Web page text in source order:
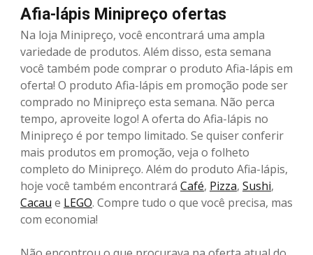
Afia-lápis Minipreço ofertas
Na loja Minipreço, você encontrará uma ampla
variedade de produtos. Além disso, esta semana
você também pode comprar o produto Afia-lápis em
oferta! O produto Afia-lápis em promoção pode ser
comprado no Minipreço esta semana. Não perca
tempo, aproveite logo! A oferta do Afia-lápis no
Minipreço é por tempo limitado. Se quiser conferir
mais produtos em promoção, veja o folheto
completo do Minipreço. Além do produto Afia-lápis,
hoje você também encontrará Café, Pizza, Sushi,
Cacau e LEGO. Compre tudo o que você precisa, mas
com economia!